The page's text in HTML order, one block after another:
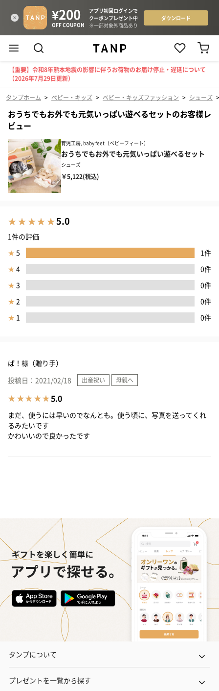
【重要】令和8年熊本地震の影響に伴うお荷物のお届け停止・遅延について
（2026年7月29日更新）
タンプホーム > ベビー・キッズ > ベビー・キッズファッション > シューズ
おうちでもお外でも元気いっぱい遊べるセットのお客様レ
ビュー
育児工房, baby feet（ベビーフィート）
おうちでもお外でも元気いっぱい遊べるセット
シューズ
￥5,122(税込)
5.0
1件の評価
★ 5
1件
★ 4
0件
★ 3
0件
★ 2
0件
★ 1 0件
タンプについて
プレゼントを一覧から探す